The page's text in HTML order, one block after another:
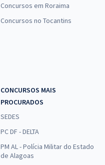
Concursos em Roraima
Concursos no Tocantins
CONCURSOS MAIS
PROCURADOS
SEDES
PC DF - DELTA
PM AL - Polícia Militar do Estado
de Alagoas